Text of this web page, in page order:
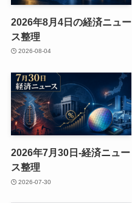
2026年8月4日の経済ニュー
ス整理
2026-08-04
2026年7月30日-経済ニュー
ス整理
2026-07-30